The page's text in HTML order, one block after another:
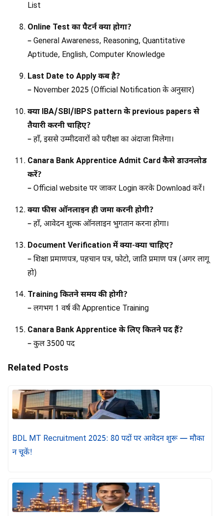
List
Online Test का पैटर्न क्या होगा?
– General Awareness, Reasoning, Quantitative
Aptitude, English, Computer Knowledge
Last Date to Apply कब है?
– November 2025 (Official Notification के अनुसार)
क्या IBA/SBI/IBPS pattern के previous papers से
तैयारी करनी चाहिए?
– हाँ, इससे उम्मीदवारों को परीक्षा का अंदाजा मिलेगा।
Canara Bank Apprentice Admit Card कैसे डाउनलोड
करें?
– Official website पर जाकर Login करके Download करें।
क्या फीस ऑनलाइन ही जमा करनी होगी?
– हाँ, आवेदन शुल्क ऑनलाइन भुगतान करना होगा।
Document Verification में क्या-क्या चाहिए?
– शिक्षा प्रमाणपत्र, पहचान पत्र, फोटो, जाति प्रमाण पत्र (अगर लागू
हो)
Training कितने समय की होगी?
– लगभग 1 वर्ष की Apprentice Training
Canara Bank Apprentice के लिए कितने पद हैं?
– कुल 3500 पद
Related Posts
BDL MT Recruitment 2025: 80 पदों पर आवेदन शुरू — मौका
न चूकें!